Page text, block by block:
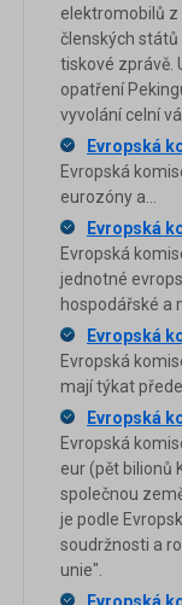
elektromobilů z
členských států
tiskové zprávě.
opatření
vyvolání celní
Evropská
Evropská
eurozóny a...
Evropská
Evropská
jednotné
hospodářské a
Evropská
Evropská
mají týkat
Evropská
Evropská
eur (pět bilionů
společnou
je podle
soudržnosti a
unie".